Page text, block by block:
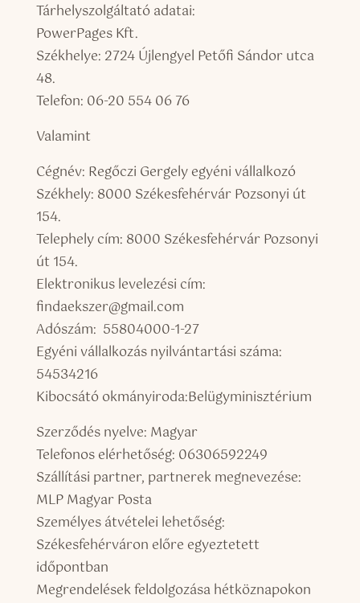
Tárhelyszolgáltató adatai:
PowerPages Kft.
Székhelye: 2724 Újlengyel Petőfi Sándor utca
48.
Telefon: 06-20 554 06 76
Valamint
Cégnév: Regőczi Gergely egyéni vállalkozó
Székhely: 8000 Székesfehérvár Pozsonyi út
154.
Telephely cím: 8000 Székesfehérvár Pozsonyi
út 154.
Elektronikus levelezési cím:
findaekszer@gmail.com
Adószám: 55804000-1-27
Egyéni vállalkozás nyilvántartási száma:
54534216
Kibocsátó okmányiroda:Belügyminisztérium
Szerződés nyelve: Magyar
Telefonos elérhetőség: 06306592249
Szállítási partner, partnerek megnevezése:
MLP Magyar Posta
Személyes átvételei lehetőség:
Székesfehérváron előre egyeztetett
időpontban
Megrendelések feldolgozása hétköznapokon